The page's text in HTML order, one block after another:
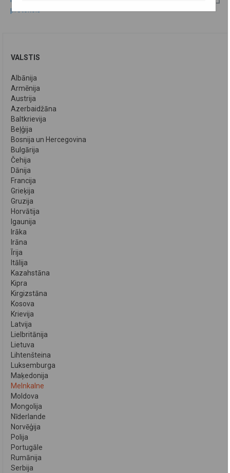
protokols
VALSTIS
Albānija
Armēnija
Austrija
Azerbaidžāna
Baltkrievija
Beļģija
Bosnija un Hercegovina
Bulgārija
Čehija
Dānija
Francija
Grieķija
Gruzija
Horvātija
Igaunija
Irāka
Irāna
Īrija
Itālija
Kazahstāna
Kipra
Kirgizstāna
Kosova
Krievija
Latvija
Lielbritānija
Lietuva
Lihtenšteina
Luksemburga
Maķedonija
Melnkalne
Moldova
Mongolija
Nīderlande
Norvēģija
Polija
Portugāle
Rumānija
Serbija